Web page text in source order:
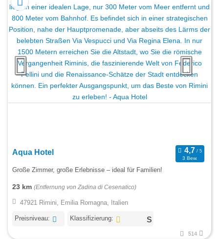
Aqua Hotel
3 Bew.
Große Zimmer, große Erlebnisse – ideal für Familien!
23 km (Entfernung von Zadina di Cesenatico)
47921 Rimini, Emilia Romagna, Italien
Preisniveau: Klassifizierung:
514